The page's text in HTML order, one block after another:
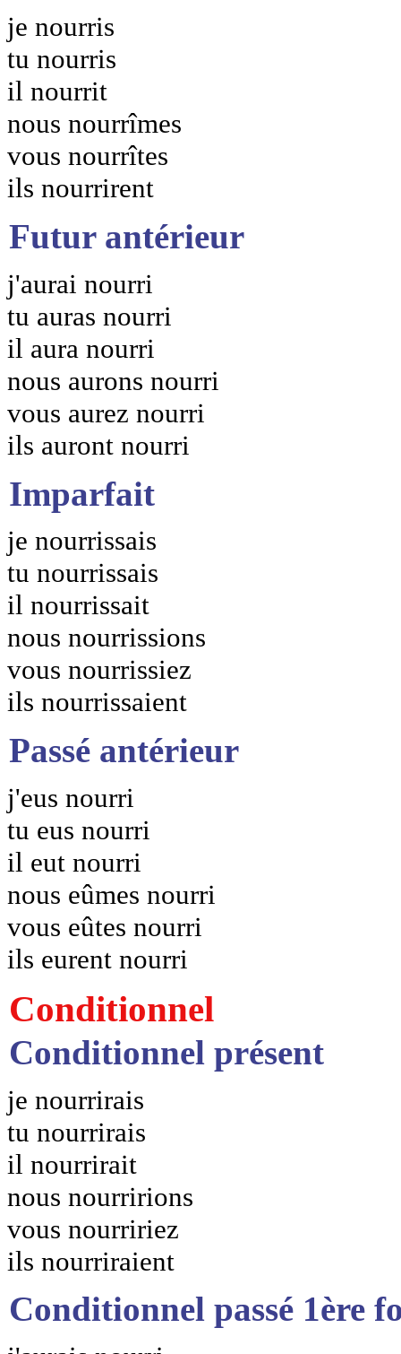
je nourris
tu nourris
il nourrit
nous nourrîmes
vous nourrîtes
ils nourrirent
Futur antérieur
j'aurai nourri
tu auras nourri
il aura nourri
nous aurons nourri
vous aurez nourri
ils auront nourri
Imparfait
je nourrissais
tu nourrissais
il nourrissait
nous nourrissions
vous nourrissiez
ils nourrissaient
Passé antérieur
j'eus nourri
tu eus nourri
il eut nourri
nous eûmes nourri
vous eûtes nourri
ils eurent nourri
Conditionnel
Conditionnel présent
je nourrirais
tu nourrirais
il nourrirait
nous nourririons
vous nourririez
ils nourriraient
Conditionnel passé 1ère